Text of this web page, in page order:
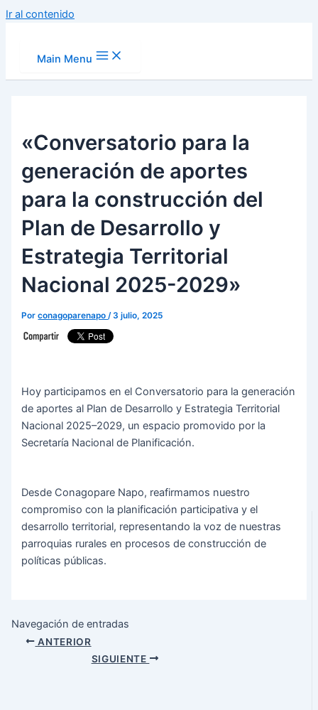
Ir al contenido
Main Menu
«Conversatorio para la
generación de aportes
para la construcción del
Plan de Desarrollo y
Estrategia Territorial
Nacional 2025-2029»
Porconagoparenapo/3 julio, 2025
Hoy participamos en el Conversatorio para la generación
de aportes al Plan de Desarrollo y Estrategia Territorial
Nacional 2025–2029, un espacio promovido por la
Secretaría Nacional de Planificación.
Desde Conagopare Napo, reafirmamos nuestro
compromiso con la planificación participativa y el
desarrollo territorial, representando la voz de nuestras
parroquias rurales en procesos de construcción de
políticas públicas.
Navegación de entradas
ANTERIOR
SIGUIENTE